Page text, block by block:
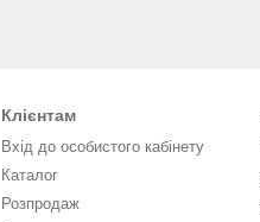
Клієнтам
Вхід до особистого кабінету
Каталог
Розпродаж